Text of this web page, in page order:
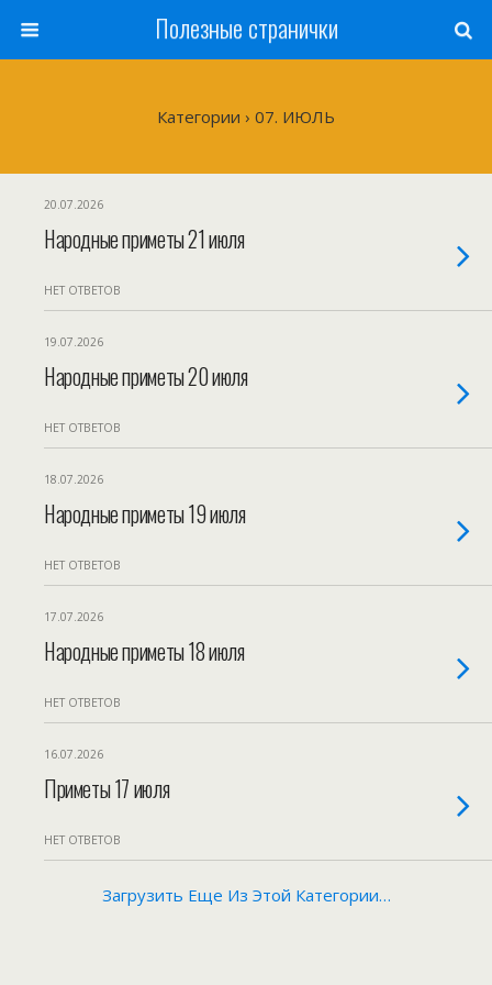
Полезные странички
Категории › 07. ИЮЛЬ
20.07.2026
Народные приметы 21 июля
НЕТ ОТВЕТОВ
19.07.2026
Народные приметы 20 июля
НЕТ ОТВЕТОВ
18.07.2026
Народные приметы 19 июля
НЕТ ОТВЕТОВ
17.07.2026
Народные приметы 18 июля
НЕТ ОТВЕТОВ
16.07.2026
Приметы 17 июля
НЕТ ОТВЕТОВ
Загрузить Еще Из Этой Категории…